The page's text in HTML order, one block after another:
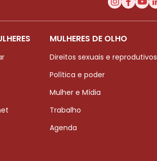
MULHERES DE OLHO
Direitos sexuais e reprodutivos
Política e poder
Mulher e Mídia
Trabalho
Agenda